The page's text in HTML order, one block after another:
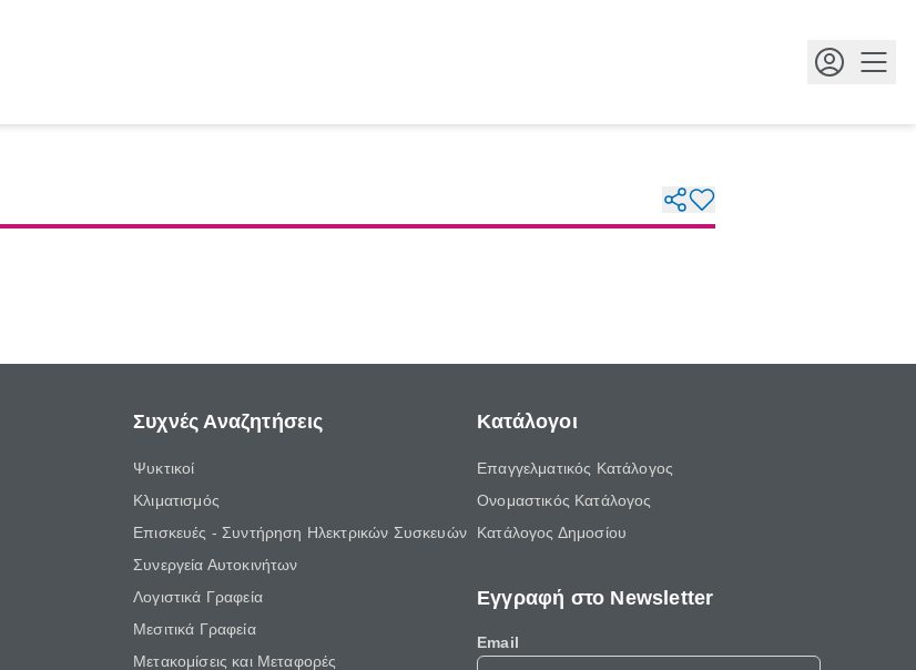
Συχνές Αναζητήσεις
Ψυκτικοί
Κλιματισμός
Επισκευές - Συντήρηση Ηλεκτρικών Συσκευών
Συνεργεία Αυτοκινήτων
Λογιστικά Γραφεία
Μεσιτικά Γραφεία
Μετακομίσεις και Μεταφορές
Κατάλογοι
Επαγγελματικός Κατάλογος
Ονομαστικός Κατάλογος
Κατάλογος Δημοσίου
Εγγραφή στο Newsletter
Email